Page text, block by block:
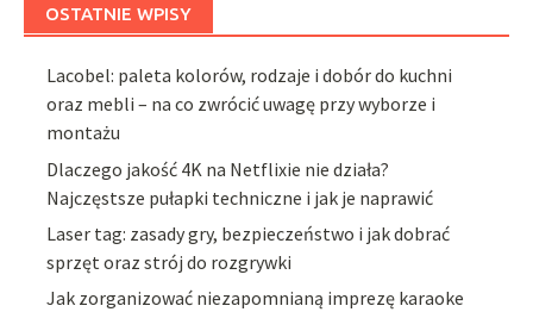
OSTATNIE WPISY
Lacobel: paleta kolorów, rodzaje i dobór do kuchni
oraz mebli – na co zwrócić uwagę przy wyborze i
montażu
Dlaczego jakość 4K na Netflixie nie działa?
Najczęstsze pułapki techniczne i jak je naprawić
Laser tag: zasady gry, bezpieczeństwo i jak dobrać
sprzęt oraz strój do rozgrywki
Jak zorganizować niezapomnianą imprezę karaoke